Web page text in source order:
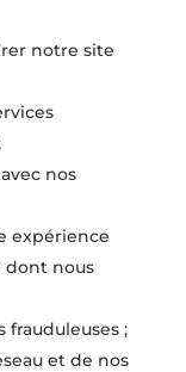
notre site
nos
expérience
dont nous
;
et de nos